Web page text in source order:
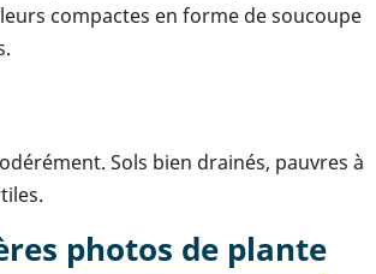
compactes en forme de soucoupe
Sols bien drainés, pauvres à
photos de plante